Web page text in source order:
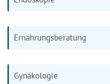
Ernährungsberatung
Gynäkologie